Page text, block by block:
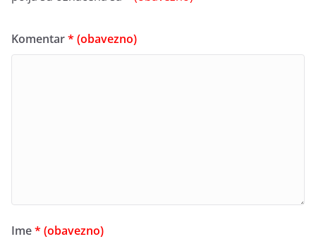
Komentar* (obavezno)
Ime* (obavezno)